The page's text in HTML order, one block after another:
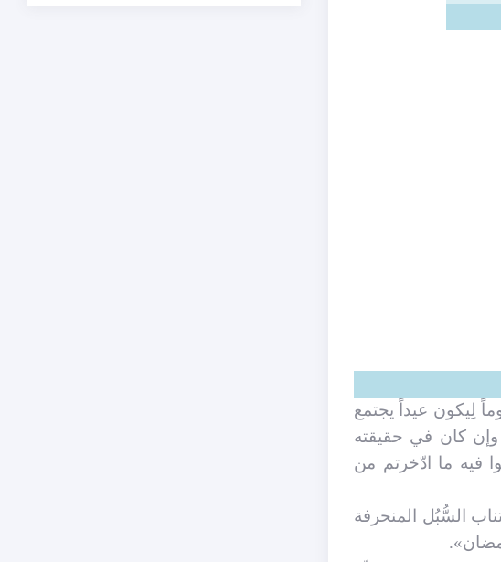
لِيكون عيداً يجتمع
وإن كان في حقيقته
فيه ما ادّخرتم من
السُّبُل المنحرفة